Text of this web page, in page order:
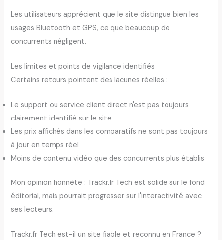
Les utilisateurs apprécient que le site distingue bien les
usages Bluetooth et GPS, ce que beaucoup de
concurrents négligent.
Les limites et points de vigilance identifiés
Certains retours pointent des lacunes réelles :
Le support ou service client direct n'est pas toujours
clairement identifié sur le site
Les prix affichés dans les comparatifs ne sont pas toujours
à jour en temps réel
Moins de contenu vidéo que des concurrents plus établis
Mon opinion honnête : Trackr.fr Tech est solide sur le fond
éditorial, mais pourrait progresser sur l'interactivité avec
ses lecteurs.
Trackr.fr Tech est-il un site fiable et reconnu en France ?